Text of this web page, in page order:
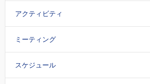
アクティビティ
ミーティング
スケジュール